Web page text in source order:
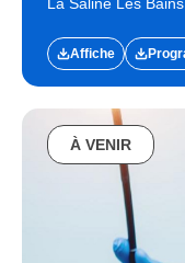
Affiche
À VENIR